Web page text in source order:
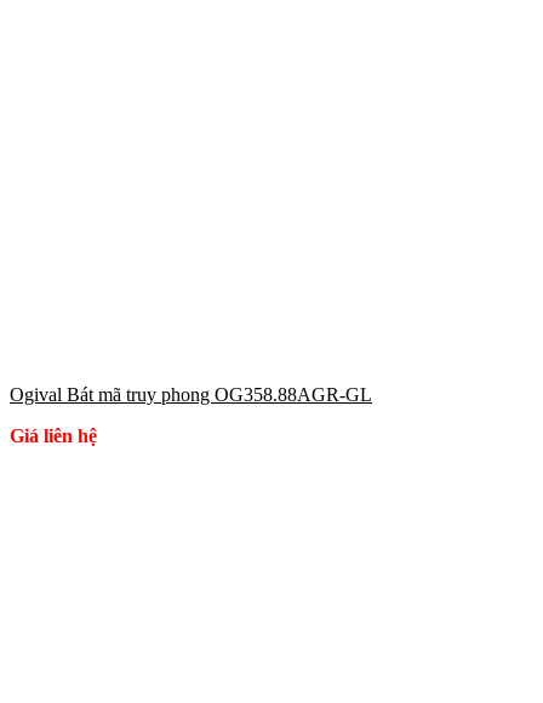
Ogival Bát mã truy phong OG358.88AGR-GL
Giá liên hệ